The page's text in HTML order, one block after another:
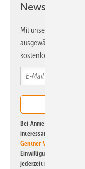
Newsletter!
Mit unserem
ausgewählte
kostenlos direkt ins
Bei Anmeldung zu
interessante Verlags-
Gentner Verlag GmbH &
Einwilligung kann ich
jederzeit möglich.